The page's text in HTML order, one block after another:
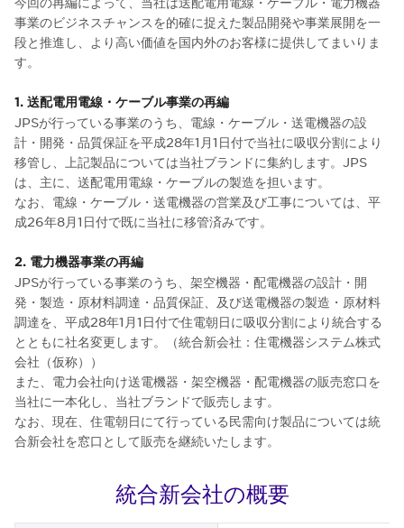
事業のビジネスチャンスを的確に捉えた製品開発や事業展開を一
段と推進し、より高い価値を国内外のお客様に提供してまいりま
す。
1. 送配電用電線・ケーブル事業の再編
JPSが行っている事業のうち、電線・ケーブル・送電機器の設
計・開発・品質保証を平成28年1月1日付で当社に吸収分割により
移管し、上記製品については当社ブランドに集約します。JPS
は、主に、送配電用電線・ケーブルの製造を担います。
なお、電線・ケーブル・送電機器の営業及び工事については、平
成26年8月1日付で既に当社に移管済みです。
2. 電力機器事業の再編
JPSが行っている事業のうち、架空機器・配電機器の設計・開
発・製造・原材料調達・品質保証、及び送電機器の製造・原材料
調達を、平成28年1月1日付で住電朝日に吸収分割により統合する
とともに社名変更します。（統合新会社：住電機器システム株式
会社（仮称））
また、電力会社向け送電機器・架空機器・配電機器の販売窓口を
当社に一本化し、当社ブランドで販売します。
なお、現在、住電朝日にて行っている民需向け製品については統
合新会社を窓口として販売を継続いたします。
統合新会社の概要